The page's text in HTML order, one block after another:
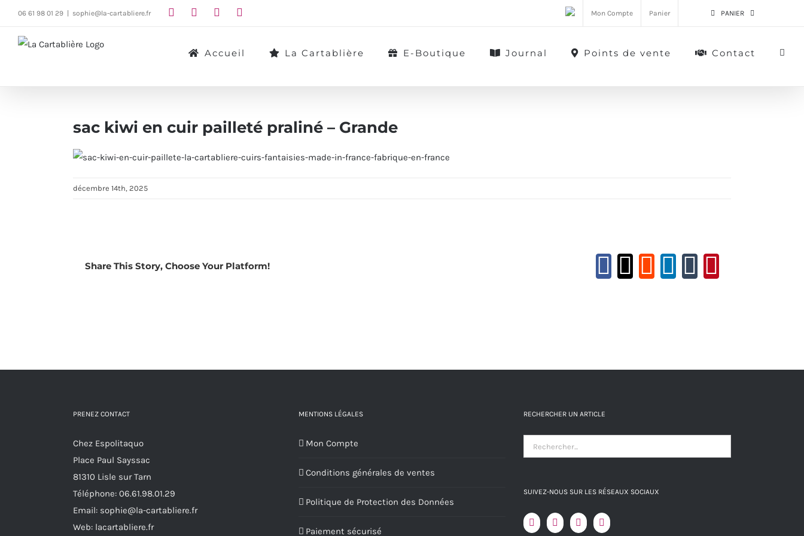
contenu
06 61 98 01 29 sophie@la-cartabliere.fr Mon Compte Panier PANIER
Accueil La Cartablière E-Boutique Journal Points de vente Contact
sac kiwi en cuir pailleté praliné – Grande
décembre 14th, 2025
Share This Story, Choose Your Platform! Facebook
XReddit
LinkedIn
Tumblr
Pinterest
PRENEZ CONTACT
Chez Espolitaquo
Place Paul Sayssac
81310 Lisle sur Tarn
Téléphone: 06.61.98.01.29
Email: sophie@la-cartabliere.fr
Web: lacartabliere.fr
MENTIONS LÉGALES
Mon Compte
Conditions générales de ventes
Politique de Protection des Données
Paiement sécurisé
RECHERCHER UN ARTICLE
SUIVEZ-NOUS SUR LES RÉSEAUX SOCIAUX